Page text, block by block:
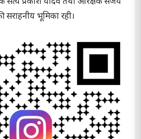
सत्य प्रकाश यादव तथा आरक्षक संजय
सराहनीय भूमिका रही।